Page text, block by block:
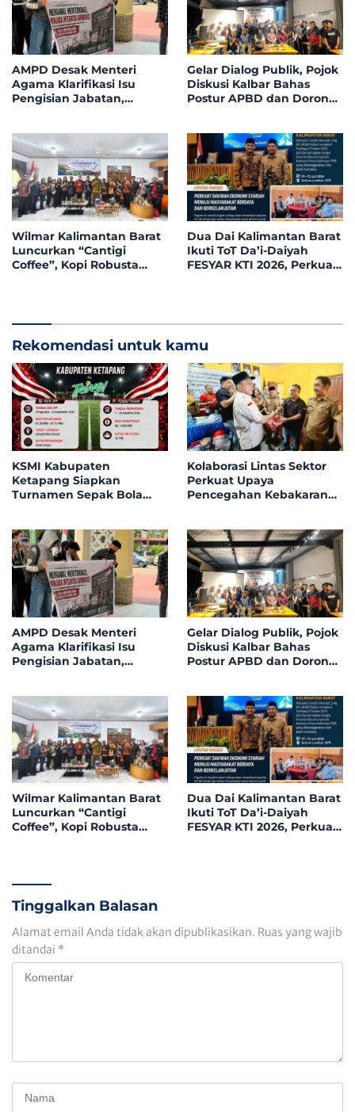
AMPD Desak Menteri
Agama Klarifikasi Isu
Pengisian Jabatan,
Bidding
Gelar Dialog Publik, Pojok
Diskusi Kalbar Bahas
Postur APBD dan Dorong
Pusat
Wilmar Kalimantan Barat
Luncurkan “Cantigi
Coffee”, Kopi Robusta
Dua Dai Kalimantan Barat
Ikuti ToT Da’i-Daiyah
FESYAR KTI 2026, Perkuat
Rekomendasi untuk kamu
KSMI Kabupaten
Ketapang Siapkan
Turnamen Sepak Bola
Bersaing di Garuda Mini
Soccer
Kolaborasi Lintas Sektor
Perkuat Upaya
Pencegahan Kebakaran
AMPD Desak Menteri
Agama Klarifikasi Isu
Pengisian Jabatan,
Bidding
Gelar Dialog Publik, Pojok
Diskusi Kalbar Bahas
Postur APBD dan Dorong
Pusat
Wilmar Kalimantan Barat
Luncurkan “Cantigi
Coffee”, Kopi Robusta
Dua Dai Kalimantan Barat
Ikuti ToT Da’i-Daiyah
FESYAR KTI 2026, Perkuat
Tinggalkan Balasan
Alamat email Anda tidak akan dipublikasikan. Ruas yang wajib
ditandai *